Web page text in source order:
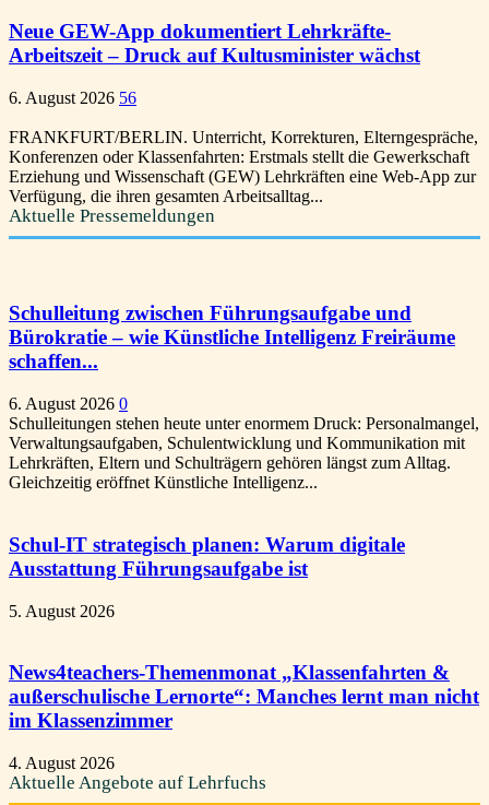
Neue GEW-App dokumentiert Lehrkräfte-
Arbeitszeit – Druck auf Kultusminister wächst
6. August 2026 56
FRANKFURT/BERLIN. Unterricht, Korrekturen, Elterngespräche,
Konferenzen oder Klassenfahrten: Erstmals stellt die Gewerkschaft
Erziehung und Wissenschaft (GEW) Lehrkräften eine Web-App zur
Verfügung, die ihren gesamten Arbeitsalltag...
Aktuelle Pressemeldungen
Schulleitung zwischen Führungsaufgabe und
Bürokratie – wie Künstliche Intelligenz Freiräume
schaffen...
6. August 2026 0
Schulleitungen stehen heute unter enormem Druck: Personalmangel,
Verwaltungsaufgaben, Schulentwicklung und Kommunikation mit
Lehrkräften, Eltern und Schulträgern gehören längst zum Alltag.
Gleichzeitig eröffnet Künstliche Intelligenz...
Schul-IT strategisch planen: Warum digitale
Ausstattung Führungsaufgabe ist
5. August 2026
News4teachers-Themenmonat „Klassenfahrten &
außerschulische Lernorte“: Manches lernt man nicht
im Klassenzimmer
4. August 2026
Aktuelle Angebote auf Lehrfuchs